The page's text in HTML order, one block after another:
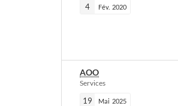
4 Fév. 2020
AOO
Services
19 Mai 2025